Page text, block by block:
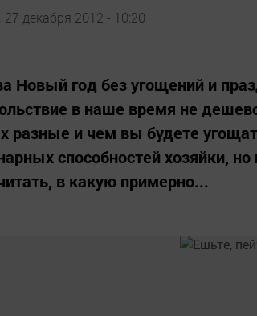
27 декабря 2012 - 10:20
Новый год без угощений и
в наше время не
разные и чем вы будете
способностей хозяйки,
в какую примерно...